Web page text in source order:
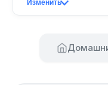
Изменить